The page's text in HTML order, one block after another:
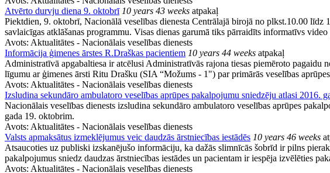
Atvērto durvju diena 9. oktobrī 10 years 43 weeks atpakaļ
Piektdien, 9. oktobrī, Nacionālā veselības dienesta Centrālajā birojā no plkst.10.00
savlaicīgas atklāšanas programmu. Visas dienas garumā tiks pārraidīts informatīvs
Avots: Aktualitātes - Nacionālais veselības dienests
Informācija ģimenes ārstes R.Draškas pacientiem 10 years 44 weeks atpakaļ
Administratīvā apgabaltiesa ir atcēlusi Administratīvās rajona tiesas piemēroto
līgumu ar ģimenes ārsti Ritu Drašku (SIA “Možums - 1") par primārās veselības
Avots: Aktualitātes - Nacionālais veselības dienests
Izsludina sekundāro ambulatoro veselības aprūpes pakalpojumu sniedzēju atlasi 2016.
Nacionālais veselības dienests izsludina sekundāro ambulatoro veselības aprūpes
gada 19. oktobrim.
Avots: Aktualitātes - Nacionālais veselības dienests
Valsts apmaksātus izmeklējumus veic daudzās ārstniecības iestādēs 10 years 46 weeks
Atsaucoties uz publiski izskanējušo informāciju, ka dažās slimnīcās šobrīd ir pilns
pakalpojumus sniedz daudzas ārstniecības iestādes un pacientam ir iespēja izvēlēties
Avots: Aktualitātes - Nacionālais veselības dienests